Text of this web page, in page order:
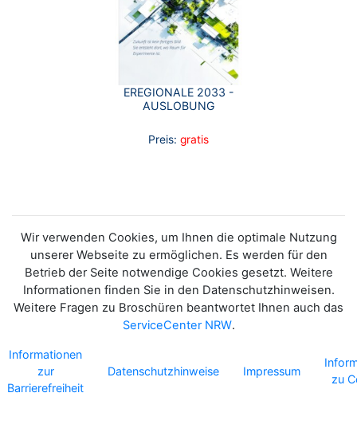
EREGIONALE 2033 -
AUSLOBUNG
Preis: gratis
Wir verwenden Cookies, um Ihnen die optimale Nutzung
unserer Webseite zu ermöglichen. Es werden für den
Betrieb der Seite notwendige Cookies gesetzt. Weitere
Informationen finden Sie in den Datenschutzhinweisen.
Weitere Fragen zu Broschüren beantwortet Ihnen auch das
ServiceCenter NRW.
Informationen
zur
Barrierefreiheit
Datenschutzhinweise Impressum
zu